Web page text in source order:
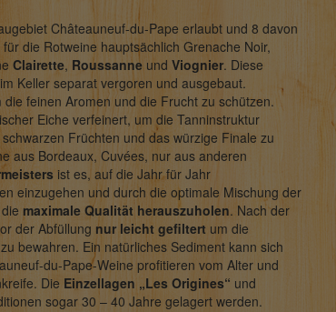
Châteauneuf-du-Pape erlaubt und 8 davon
die Rotweine hauptsächlich Grenache Noir,
Clairette, Roussanne und Viognier. Diese
Keller separat vergoren und ausgebaut.
feinen Aromen und die Frucht zu schützen.
Eiche verfeinert, um die Tanninstruktur
Früchten und das würzige Finale zu
aus Bordeaux, Cuvées, nur aus anderen
ist es, auf die Jahr für Jahr
einzugehen und durch die optimale Mischung der
maximale Qualität herauszuholen. Nach der
der Abfüllung nur leicht gefiltert um die
bewahren. Ein natürliches Sediment kann sich
du-Pape-Weine profitieren vom Alter und
Die Einzellagen „Les Origines“ und
sogar 30 – 40 Jahre gelagert werden.